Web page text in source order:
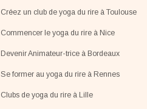
Créez un club de yoga du rire à Toulouse
Commencer le yoga du rire à Nice
Devenir Animateur-trice à Bordeaux
Se former au yoga du rire à Rennes
Clubs de yoga du rire à Lille